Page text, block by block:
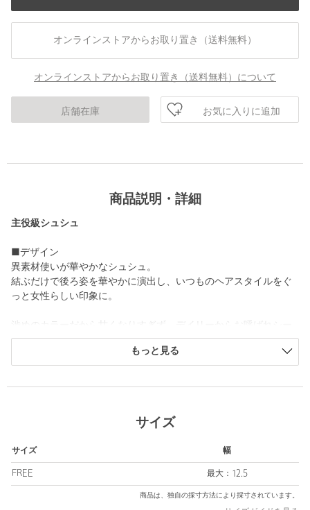
オンラインストアからお取り置き（送料無料）
オンラインストアからお取り置き（送料無料）について
店舗在庫 お気に入りに追加
商品説明・詳細
主役級シュシュ
■デザイン
異素材使いが華やかなシュシュ。
結ぶだけで後ろ姿を華やかに演出し、いつものヘアスタイルをぐ
っと女性らしい印象に。
ンまで幅広く活躍します。
※商品に「取り扱い上の注意書き」、「洗濯表示」がございます
場合は、使用前に必ずご確認ください。
り、実際の色味と異なって見える場合がございます。あらかじめ
ご了承ください。
※商品の色味の目安は、商品単体の画像をご参照ください。
もっと見る
サイズ
サイズ 幅
FREE 最大：12.5
商品は、独自の採寸方法により採寸されています。